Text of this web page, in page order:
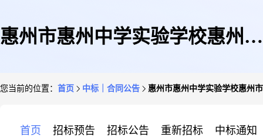
惠州市惠州中学实验学校惠州市
您当前的位置： 首页 中标｜合同公告 惠州市惠州中学实验学校惠州
首页 招标预告 招标公告 重新招标 中标通知